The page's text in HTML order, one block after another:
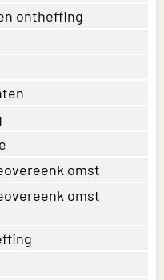
ontheffing
omst
omst